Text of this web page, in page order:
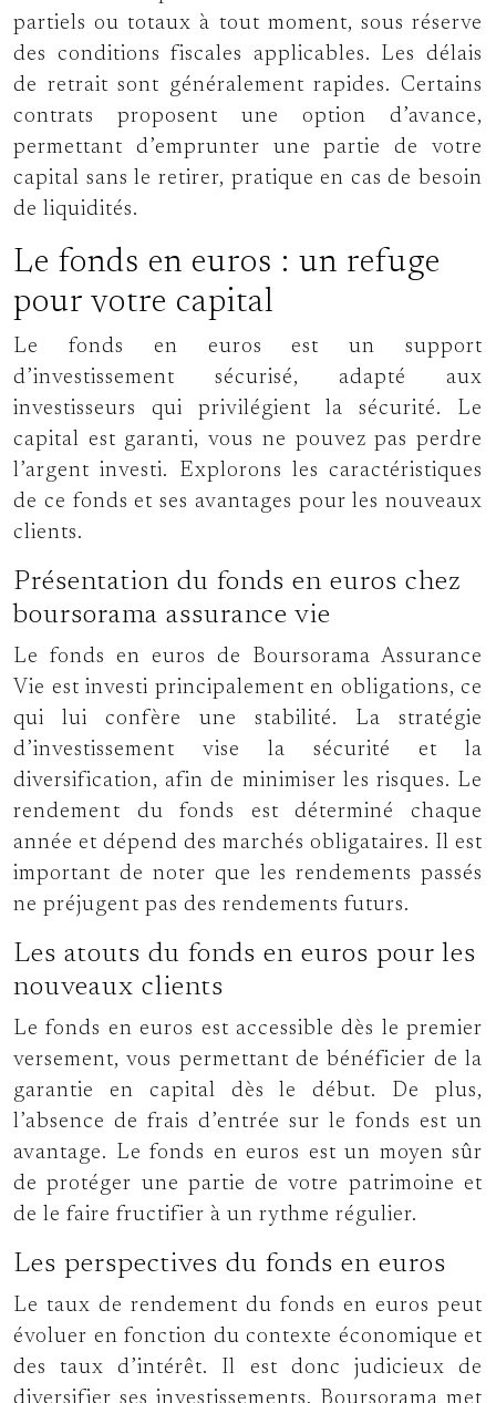
partiels ou totaux à tout moment, sous réserve
des conditions fiscales applicables. Les délais
de retrait sont généralement rapides. Certains
contrats proposent une option d’avance,
permettant d’emprunter une partie de votre
capital sans le retirer, pratique en cas de besoin
de liquidités.
Le fonds en euros : un refuge
pour votre capital
Le fonds en euros est un support
d’investissement sécurisé, adapté aux
investisseurs qui privilégient la sécurité. Le
capital est garanti, vous ne pouvez pas perdre
l’argent investi. Explorons les caractéristiques
de ce fonds et ses avantages pour les nouveaux
clients.
Présentation du fonds en euros chez
boursorama assurance vie
Le fonds en euros de Boursorama Assurance
Vie est investi principalement en obligations, ce
qui lui confère une stabilité. La stratégie
d’investissement vise la sécurité et la
diversification, afin de minimiser les risques. Le
rendement du fonds est déterminé chaque
année et dépend des marchés obligataires. Il est
important de noter que les rendements passés
ne préjugent pas des rendements futurs.
Les atouts du fonds en euros pour les
nouveaux clients
Le fonds en euros est accessible dès le premier
versement, vous permettant de bénéficier de la
garantie en capital dès le début. De plus,
l’absence de frais d’entrée sur le fonds est un
avantage. Le fonds en euros est un moyen sûr
de protéger une partie de votre patrimoine et
de le faire fructifier à un rythme régulier.
Les perspectives du fonds en euros
Le taux de rendement du fonds en euros peut
évoluer en fonction du contexte économique et
des taux d’intérêt. Il est donc judicieux de